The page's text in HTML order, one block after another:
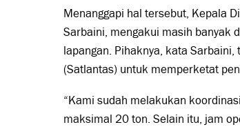
Menanggapi hal tersebut, Kepala
Sarbaini, mengakui masih banyak
lapangan. Pihaknya, kata
(Satlantas) untuk memperketat
“Kami sudah melakukan
maksimal 20 ton. Selain itu, jam